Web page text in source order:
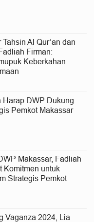
Al Qur’an dan
Firman:
Keberkahan
Harap DWP Dukung
Pemkot Makassar
Makassar, Fadliah
Komitmen untuk
Strategis Pemkot
Vaganza 2024, Lia